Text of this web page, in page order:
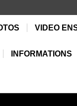
VIDEO
INFORMATIONS